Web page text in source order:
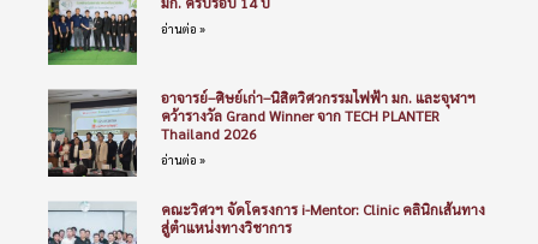
อ่านต่อ »
อาจารย์–ศิษย์เก่า–นิสิตวิศวกรรมไฟฟ้า มก. และจุฬาฯ
คว้ารางวัล Grand Winner จาก TECH PLANTER
Thailand 2026
อ่านต่อ »
คณะวิศวฯ จัดโครงการ i-Mentor: Clinic คลินิกเส้นทาง
สู่ตำแหน่งทางวิชาการ